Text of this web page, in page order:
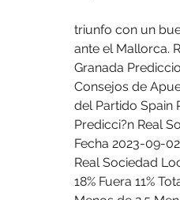
triunfo con un
ante el Mallorca.
Granada
Consejos de
del Partido Spain
Predicci?n Real
Fecha 2023-09-
Real Sociedad
18% Fuera 11%